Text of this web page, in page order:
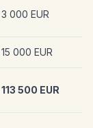
3 000 EUR
15 000 EUR
113 500 EUR